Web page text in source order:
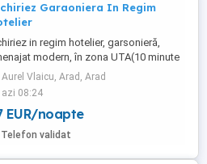
Garaoniera In Regim
in regim hotelier, garsonieră,
modern, în zona UTA(10 minute
de Atrium Mall, Gară, Autogară,
Județean Utilități: apă caldă, apa
Electrocasnice: Frigider, televizor.
prosoape, set lenjerie pat!
este recent renovat: geam
Aurel Vlaicu, Arad, Arad
azi 08:24
EUR/noapte
Telefon validat